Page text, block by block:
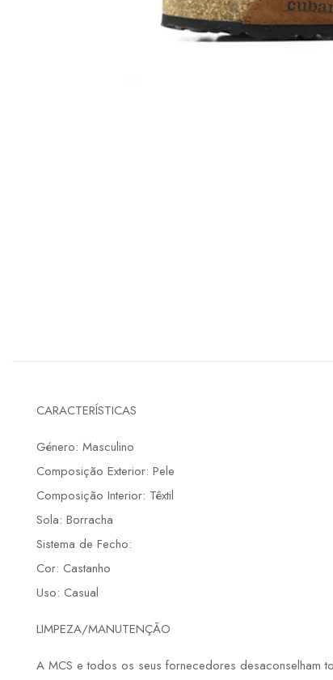
CARACTERÍSTICAS
Género: Masculino
Composição Exterior: Pele
Composição Interior: Têxtil
Sola: Borracha
Sistema de Fecho:
Cor: Castanho
Uso: Casual
LIMPEZA/MANUTENÇÃO
A MCS e todos os seus fornecedores desaconselham